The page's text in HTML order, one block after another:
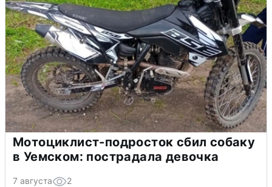
Мотоциклист-подросток сбил собаку
в Уемском: пострадала девочка
7 августа 2